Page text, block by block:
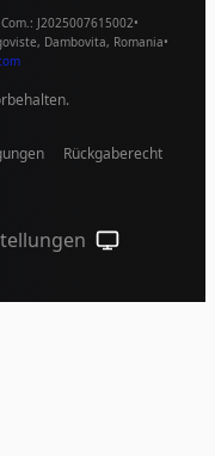
J2025007615002•
, Dambovita, Romania•
Rückgaberecht
System-